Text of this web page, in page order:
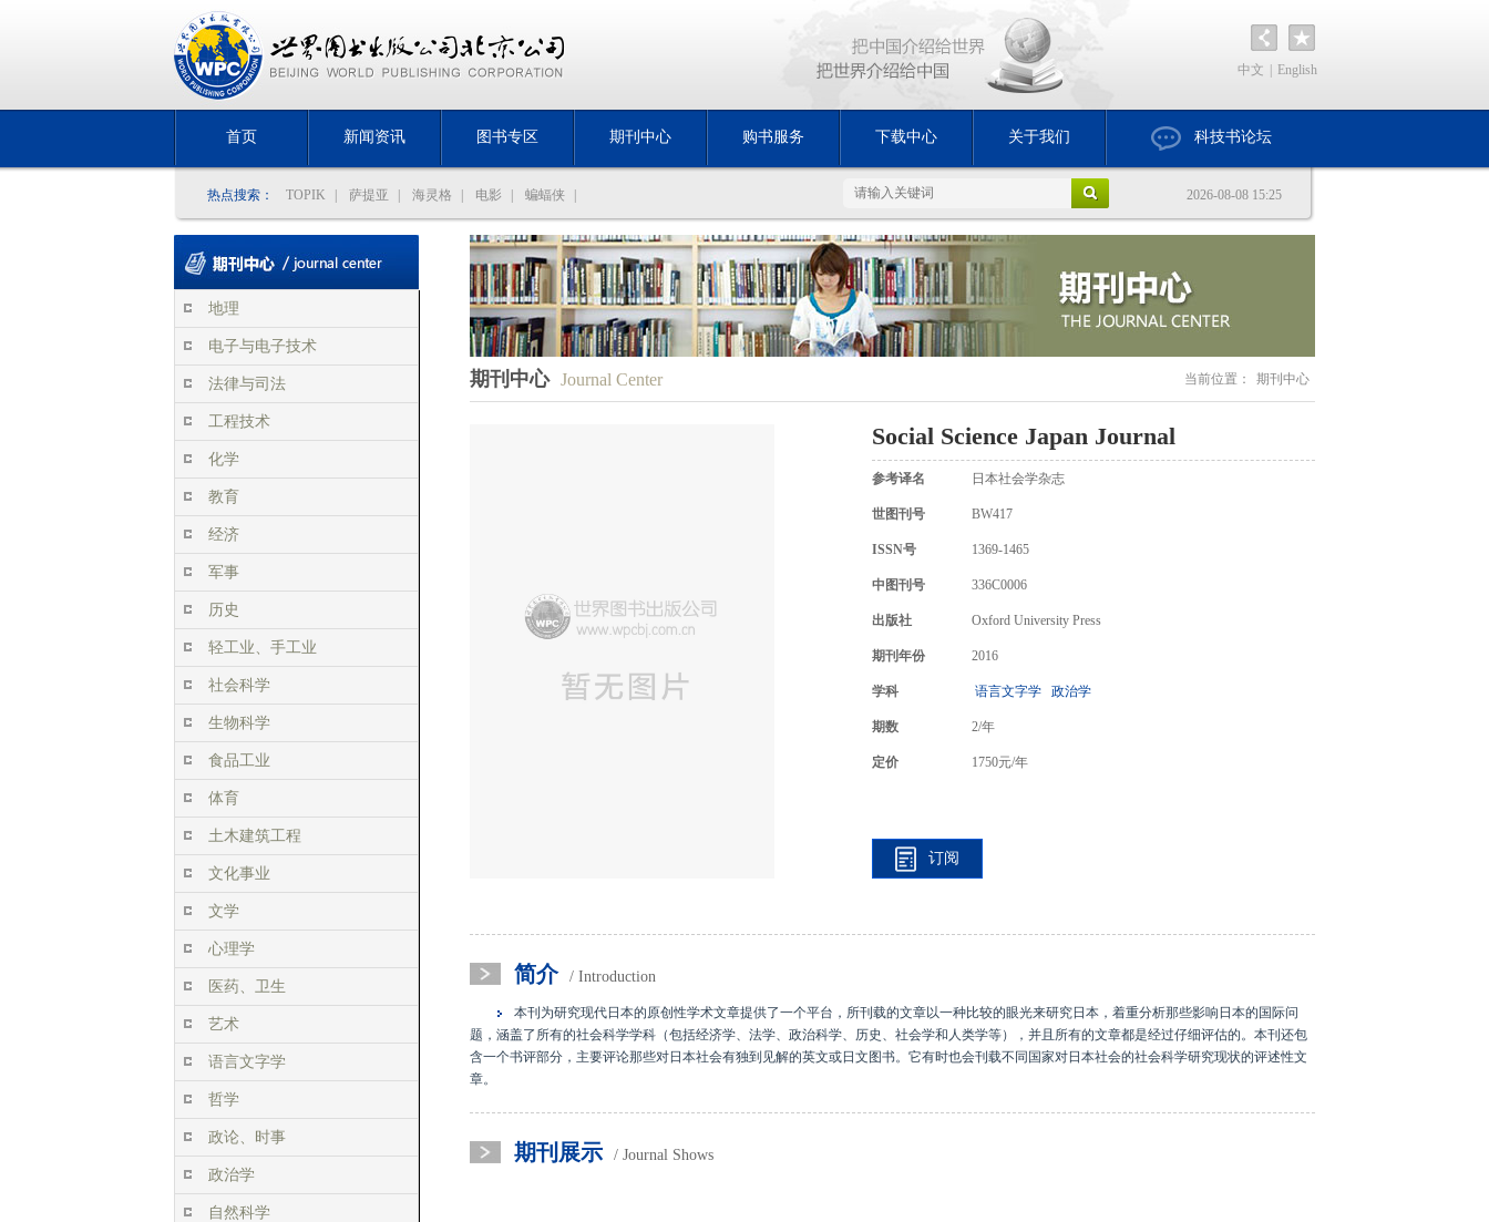
中文 English
首页 新闻资讯 图书专区 期刊中心 购书服务 下载中心 关于我们 科技书论坛
热点搜索： TOPIK 萨提亚 海灵格 电影 蝙蝠侠 2026-08-08 15:25
地理
电子与电子技术
法律与司法
工程技术
化学
教育
经济
军事
历史
轻工业、手工业
社会科学
生物科学
食品工业
体育
土木建筑工程
文化事业
文学
心理学
医药、卫生
艺术
语言文字学
哲学
政论、时事
政治学
自然科学
期刊中心 Journal Center 当前位置： 期刊中心
Social Science Japan Journal
参考译名 日本社会学杂志
世图刊号 BW417
ISSN号 1369-1465
中图刊号 336C0006
出版社 Oxford University Press
期刊年份 2016
学科 语言文字学 政治学
期数 2/年
定价 1750元/年
订阅
简介 / Introduction
本刊为研究现代日本的原创性学术文章提供了一个平台，所刊载的文章以一种比较的眼光来研究日本，着重分析那些影响日本的国际问
题，涵盖了所有的社会科学学科（包括经济学、法学、政治科学、历史、社会学和人类学等），并且所有的文章都是经过仔细评估的。本刊还包
含一个书评部分，主要评论那些对日本社会有独到见解的英文或日文图书。它有时也会刊载不同国家对日本社会的社会科学研究现状的评述性文
章。
期刊展示 / Journal Shows